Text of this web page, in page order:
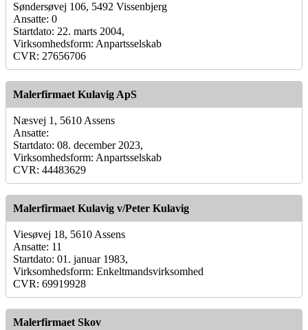
Søndersøvej 106, 5492 Vissenbjerg
Ansatte: 0
Startdato: 22. marts 2004,
Virksomhedsform: Anpartsselskab
CVR: 27656706
Malerfirmaet Kulavig ApS
Næsvej 1, 5610 Assens
Ansatte:
Startdato: 08. december 2023,
Virksomhedsform: Anpartsselskab
CVR: 44483629
Malerfirmaet Kulavig v/Peter Kulavig
Viesøvej 18, 5610 Assens
Ansatte: 11
Startdato: 01. januar 1983,
Virksomhedsform: Enkeltmandsvirksomhed
CVR: 69919928
Malerfirmaet Skov